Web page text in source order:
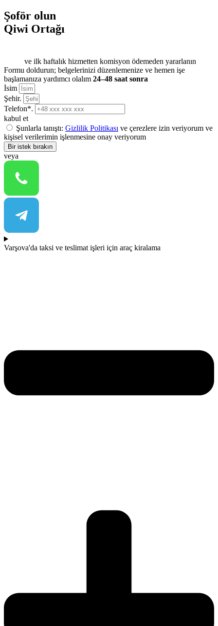
Şoför olun
Qiwi Ortağı
ve ilk haftalık hizmetten komisyon ödemeden yararlanın
Formu doldurun; belgelerinizi düzenlemenize ve hemen işe
başlamanıza yardımcı olalım 24–48 saat sonra
İsim
Şehir.
Telefon*.
kabul et
Şunlarla tanıştı: Gizlilik Politikası ve çerezlere izin veriyorum ve
kişisel verilerimin işlenmesine onay veriyorum
Bir istek bırakın
veya
Varşova'da taksi ve teslimat işleri için araç kiralama